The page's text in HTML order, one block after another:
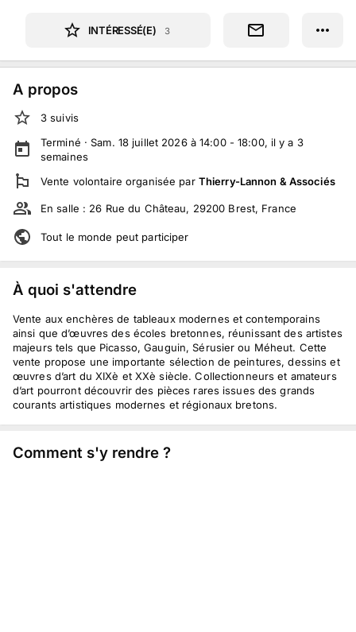
INTÉRESSÉ(E) 3
A propos
3 suivis
Terminé ·Sam. 18 juillet 2026 à 14:00 - 18:00, il y a 3
semaines
Vente volontaire organisée par Thierry-Lannon & Associés
En salle : 26 Rue du Château, 29200 Brest, France
Tout le monde peut participer
À quoi s'attendre
Vente aux enchères de tableaux modernes et contemporains
ainsi que d’œuvres des écoles bretonnes, réunissant des artistes
majeurs tels que Picasso, Gauguin, Sérusier ou Méheut. Cette
vente propose une importante sélection de peintures, dessins et
œuvres d’art du XIXè et XXè siècle. Collectionneurs et amateurs
d’art pourront découvrir des pièces rares issues des grands
courants artistiques modernes et régionaux bretons.
Comment s'y rendre ?